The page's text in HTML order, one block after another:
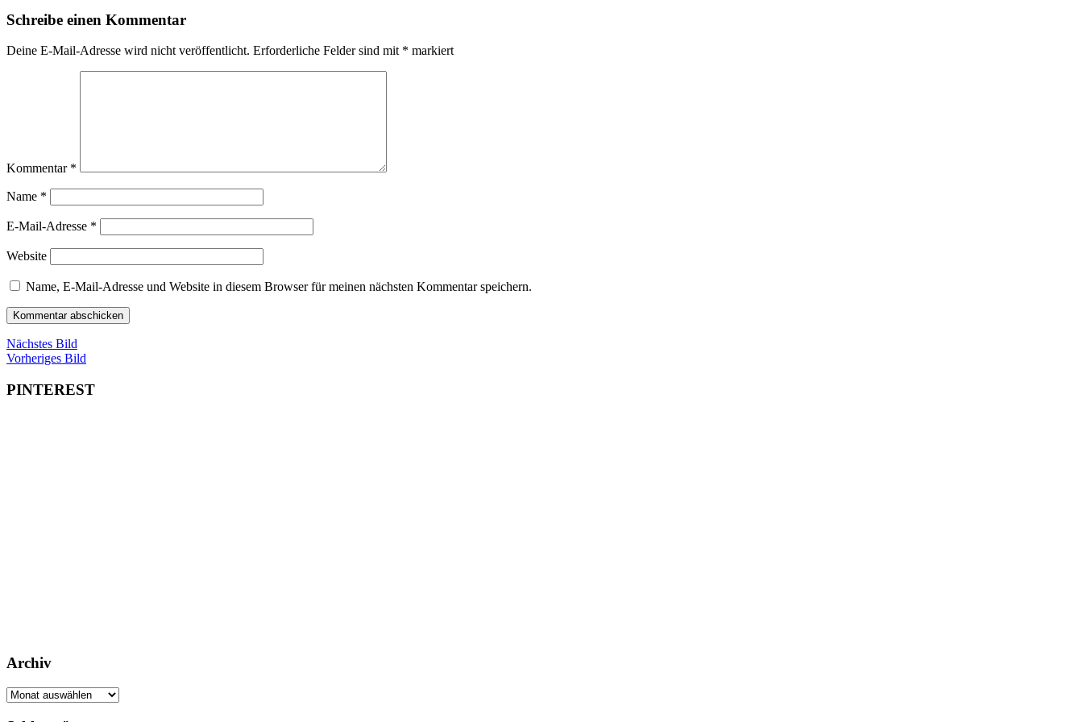
Schreibe einen Kommentar
Deine E-Mail-Adresse wird nicht veröffentlicht. Erforderliche Felder sind mit * markiert
Kommentar *
Name *
E-Mail-Adresse *
Website
Name, E-Mail-Adresse und Website in diesem Browser für meinen nächsten Kommentar speichern.
Nächstes Bild
Vorheriges Bild
PINTEREST
Archiv
Archiv